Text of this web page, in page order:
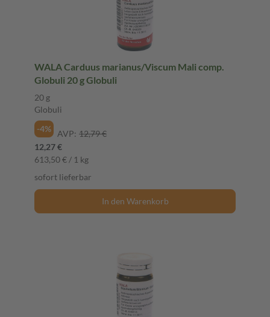
WALA Carduus marianus/Viscum Mali comp.
Globuli 20 g Globuli
20 g
Globuli
-4%
AVP: 12,79 €
12,27 €
613,50 € / 1 kg
sofort lieferbar
In den Warenkorb